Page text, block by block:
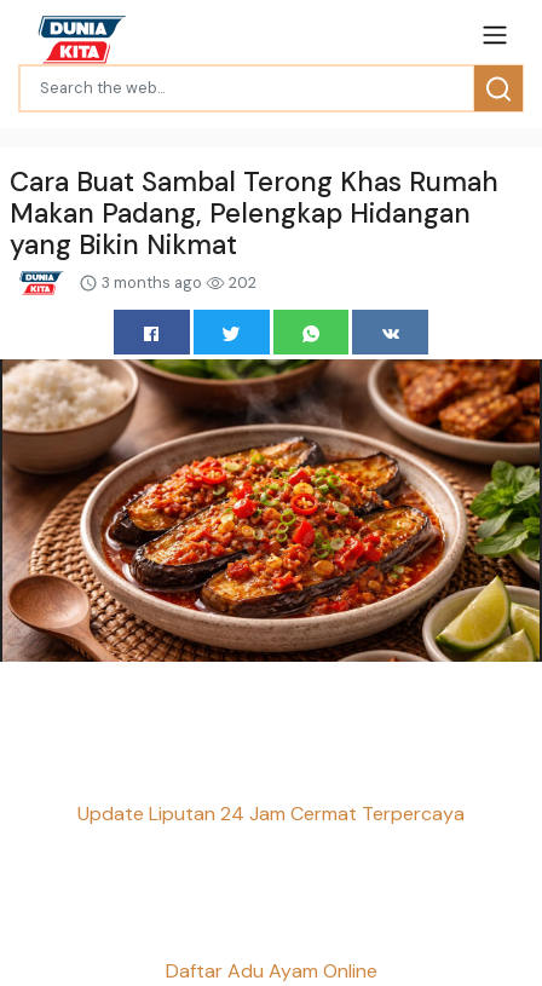
Cara Buat Sambal Terong Khas Rumah
Makan Padang, Pelengkap Hidangan
yang Bikin Nikmat
3 months ago 202
Update Liputan 24 Jam Cermat Terpercaya
Daftar Adu Ayam Online